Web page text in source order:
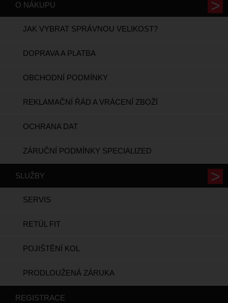
O NÁKUPU
JAK VYBRAT SPRÁVNOU VELIKOST?
DOPRAVA A PLATBA
OBCHODNÍ PODMÍNKY
REKLAMAČNÍ ŘÁD A VRÁCENÍ ZBOŽÍ
OCHRANA DAT
ZÁRUČNÍ PODMÍNKY SPECIALIZED
SLUŽBY
SERVIS
RETÜL FIT
POJIŠTĚNÍ KOL
PRODLOUŽENÁ ZÁRUKA
REGISTRACE